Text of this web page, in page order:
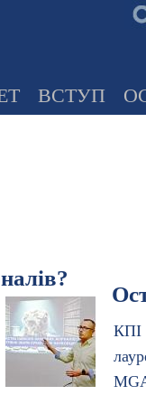
ВСТУП
КПІ